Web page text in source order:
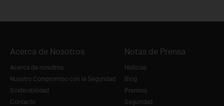
Acerca de Nosotros
Acerca de nosotros
Nuestro Compromiso con la Seguridad
Sostenibilidad
Contacto
Notas de Prensa
Noticias
Blog
Premios
Seguridad